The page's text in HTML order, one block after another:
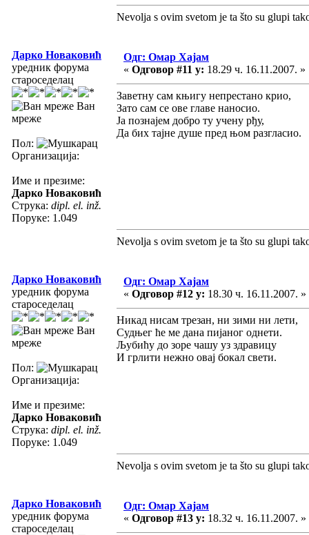
Nevolja s ovim svetom je ta što su glupi
Дарко Новаковић
уредник форума
староседелац
Ван
мреже
Пол:
Организација:
Име и презиме:
Дарко Новаковић
Струка: dipl. el. inž.
Поруке: 1.049
Одг: Омар Хајам
« Одговор #11 у: 18.29 ч. 16.11.2007. »
Заветну сам књигу непрестано крио,
Зато сам се ове главе наносио.
Ја познајем добро ту учену рђу,
Да бих тајне душе пред њом разгласио.
Nevolja s ovim svetom je ta što su glupi
Дарко Новаковић
уредник форума
староседелац
Ван
мреже
Пол:
Организација:
Име и презиме:
Дарко Новаковић
Струка: dipl. el. inž.
Поруке: 1.049
Одг: Омар Хајам
« Одговор #12 у: 18.30 ч. 16.11.2007. »
Никад нисам трезан, ни зими ни лети,
Судњег ће ме дана пијаног однети.
Љубићу до зоре чашу уз здравицу
И грлити нежно овај бокал свети.
Nevolja s ovim svetom je ta što su glupi
Дарко Новаковић
уредник форума
староседелац
Одг: Омар Хајам
« Одговор #13 у: 18.32 ч. 16.11.2007. »